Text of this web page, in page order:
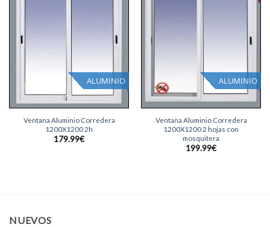
ALUMINIO
Ventana Aluminio Corredera
1200X1200 2h
179.99€
ALUMINIO
Ventana Aluminio Corredera
1200X1200 2 hojas con
mosquitera
199.99€
NUEVOS